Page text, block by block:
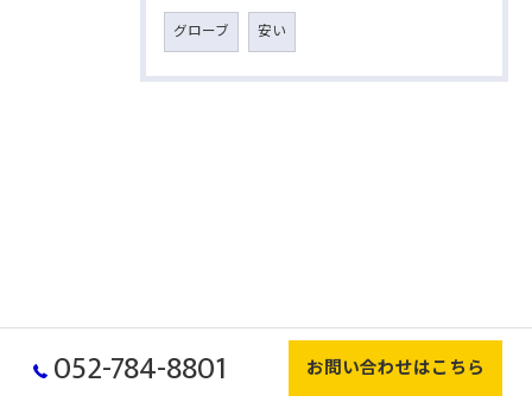
グローブ 安い
052-784-8801 お問い合わせはこちら